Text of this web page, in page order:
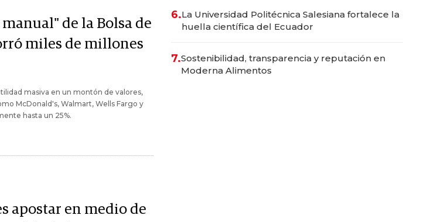
de la Bolsa de
miles de millones
masiva en un montón de valores,
McDonald's, Walmart, Wells Fargo y
hasta un 25%.
apostar en medio de
6.La Universidad Politécnica Salesiana fortalece la
huella científica del Ecuador
7.Sostenibilidad, transparencia y reputación en
Moderna Alimentos